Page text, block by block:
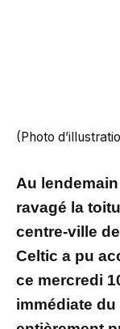
(Photo
Au
ravagé la
centre-ville
Celtic a pu
ce mercredi
immédiate du